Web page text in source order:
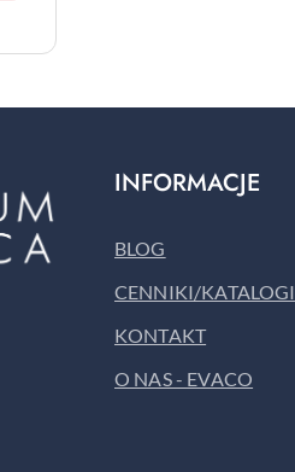
INFORMACJE
BLOG
CENNIKI/KATALOGI
KONTAKT
O NAS - EVACO